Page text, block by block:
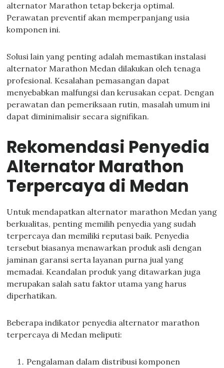
alternator Marathon tetap bekerja optimal.
Perawatan preventif akan memperpanjang usia
komponen ini.
Solusi lain yang penting adalah memastikan instalasi
alternator Marathon Medan dilakukan oleh tenaga
profesional. Kesalahan pemasangan dapat
menyebabkan malfungsi dan kerusakan cepat. Dengan
perawatan dan pemeriksaan rutin, masalah umum ini
dapat diminimalisir secara signifikan.
Rekomendasi Penyedia
Alternator Marathon
Terpercaya di Medan
Untuk mendapatkan alternator marathon Medan yang
berkualitas, penting memilih penyedia yang sudah
terpercaya dan memiliki reputasi baik. Penyedia
tersebut biasanya menawarkan produk asli dengan
jaminan garansi serta layanan purna jual yang
memadai. Keandalan produk yang ditawarkan juga
merupakan salah satu faktor utama yang harus
diperhatikan.
Beberapa indikator penyedia alternator marathon
terpercaya di Medan meliputi:
Pengalaman dalam distribusi komponen